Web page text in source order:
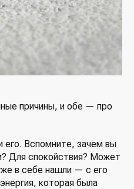
причины, и обе — про
Вспомните, зачем вы
Для спокойствия? Может
в себе нашли — с его
которая была